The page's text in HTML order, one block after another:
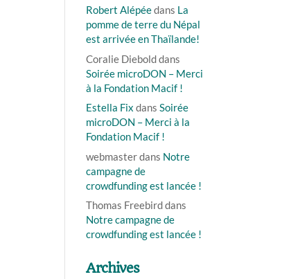
Robert Alépéedans La
pomme de terre du Népal
est arrivée en Thaïlande!
Coralie Diebolddans
Soirée microDON – Merci
à la Fondation Macif !
Estella Fix dansSoirée
microDON – Merci à la
Fondation Macif !
webmasterdans Notre
campagne de
crowdfunding est lancée !
Thomas Freebirddans
Notre campagne de
crowdfunding est lancée !
Archives